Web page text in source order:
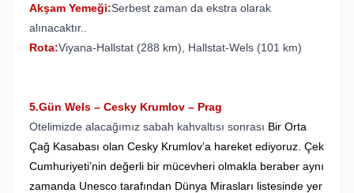
Akşam Yemeği:Serbest zaman da ekstra olarak
alınacaktır..
Rota:Viyana-Hallstat (288 km), Hallstat-Wels (101 km)
5.Gün Wels – Cesky Krumlov – Prag
Otelimizde alacağımız sabah kahvaltısı sonrası Bir Orta
Çağ Kasabası olan Cesky Krumlov’a hareket ediyoruz. Çek
Cumhuriyeti’nin değerli bir mücevheri olmakla beraber aynı
zamanda Unesco tarafından Dünya Mirasları listesinde yer